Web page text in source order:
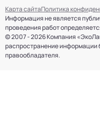
Информация не является
проведения работ
© 2007 - 2026 Компания
распространение информации
правообладателя.
Карта сайтаПолитика